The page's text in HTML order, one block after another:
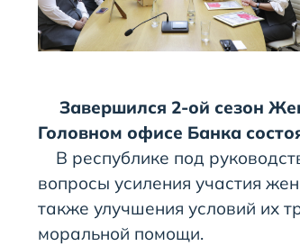
Завершился 2-ой сезон
Головном офисе Банка
В республике под
вопросы усиления участия
также улучшения условий их
моральной помощи.